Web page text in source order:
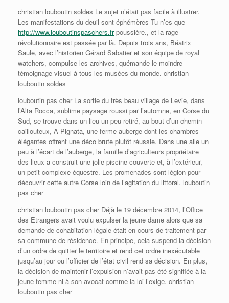
christian louboutin soldes Le sujet n’était pas facile à illustrer.
Les manifestations du deuil sont éphémères Tu n’es que
http://www.louboutinspaschers.frpoussière., et la rage
révolutionnaire est passée par là. Depuis trois ans, Béatrix
Saule, avec l’historien Gérard Sabatier et son équipe de royal
watchers, compulse les archives, quémande le moindre
témoignage visuel à tous les musées du monde. christian
louboutin soldes
louboutin pas cher La sortie du très beau village de Levie, dans
l’Alta Rocca, sublime paysage roussi par l’automne, en Corse du
Sud, se trouve dans un lieu un peu retiré, au bout d’un chemin
caillouteux, A Pignata, une ferme auberge dont les chambres
élégantes offrent une déco brute plutôt réussie. Dans une aile un
peu à l’écart de l’auberge, la famille d’agriculteurs propriétaire
des lieux a construit une jolie piscine couverte et, à l’extérieur,
un petit complexe équestre. Les promenades sont légion pour
découvrir cette autre Corse loin de l’agitation du littoral. louboutin
pas cher
christian louboutin pas cher Déjà le 19 décembre 2014, l’Office
des Etrangers avait voulu expulser la jeune dame alors que sa
demande de cohabitation légale était en cours de traitement par
sa commune de résidence. En principe, cela suspend la décision
d’un ordre de quitter le territoire et rend cet ordre inexécutable
jusqu’au jour ou l’officier de l’état civil rend sa décision. En plus,
la décision de maintenir l’expulsion n’avait pas été signifiée à la
jeune femme ni à son avocat comme la loi l’exige. christian
louboutin pas cher